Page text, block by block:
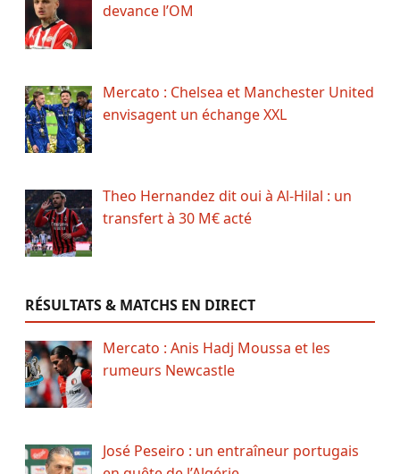
devance l’OM
Mercato : Chelsea et Manchester United
envisagent un échange XXL
Theo Hernandez dit oui à Al-Hilal : un
transfert à 30 M€ acté
RÉSULTATS & MATCHS EN DIRECT
Mercato : Anis Hadj Moussa et les
rumeurs Newcastle
José Peseiro : un entraîneur portugais